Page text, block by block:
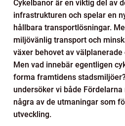
Cykelbanor är en viktig del av
infrastrukturen och spelar en
hållbara transportlösningar.
miljövänlig transport och
växer behovet av
Men vad innebär egentligen
forma framtidens
undersöker vi både
några av de utmaningar som
utveckling.